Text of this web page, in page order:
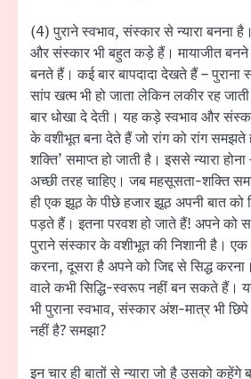
(4) पुराने स्वभाव, संस्कार से न्यारा बनना
और संस्कार भी बहुत कड़े हैं। मायाजीत बनने
बनते हैं। कई बार बापदादा देखते हैं – पुराना
सांप खत्म भी हो जाता लेकिन लकीर रह
बार धोखा दे देती। यह कड़े स्वभाव और
के वशीभूत बना देते हैं जो रांग को रांग समझते
शक्ति’ समाप्त हो जाती है। इससे न्यारा
अच्छी तरह चाहिए। जब महसूसता-शक्ति
ही एक झूठ के पीछे हजार झूठ अपनी बात को
पड़ते हैं। इतना परवश हो जाते हैं! अपने को
पुराने संस्कार के वशीभूत की निशानी है। एक
करना, दूसरा है अपने को जिद्द से सिद्ध
वाले कभी सिद्धि-स्वरूप नहीं बन सकते हैं।
भी पुराना स्वभाव, संस्कार अंश-मात्र भी
नहीं है? समझा?
इन चार ही बातों से न्यारा जो है उसको कहेंगे